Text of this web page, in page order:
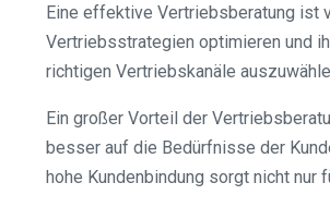
Eine effektive Vertriebsberatung ist
Vertriebsstrategien optimieren und
richtigen Vertriebskanäle
Ein großer Vorteil der
besser auf die Bedürfnisse der
hohe Kundenbindung sorgt nicht